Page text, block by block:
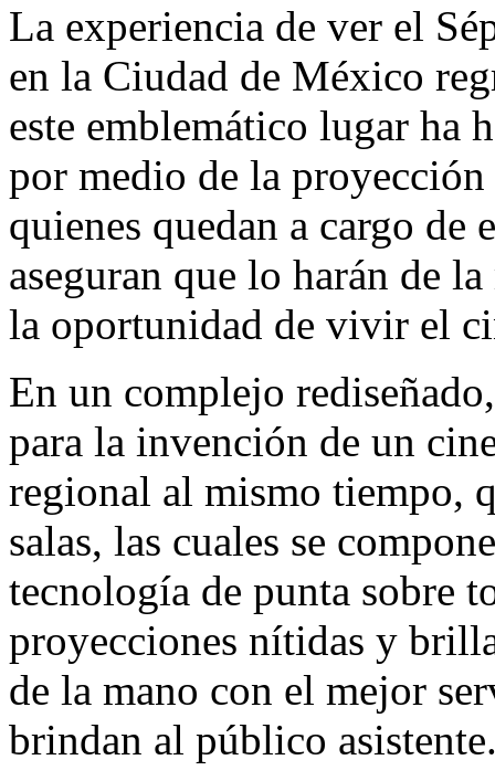
La experiencia de ver el
en la Ciudad de México
este emblemático lugar ha
por medio de la
quienes quedan a cargo de
aseguran que lo harán de
la oportunidad de vivir el
En un complejo
para la invención de un
regional al mismo tiempo,
salas, las cuales se
tecnología de punta sobre
proyecciones nítidas y
de la mano con el mejor
brindan al público